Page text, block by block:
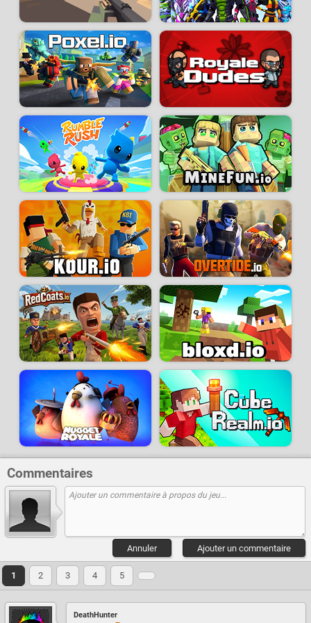
Commentaires
Ajouter un commentaire
Annuler
1 2 3 4 5
DeathHunter